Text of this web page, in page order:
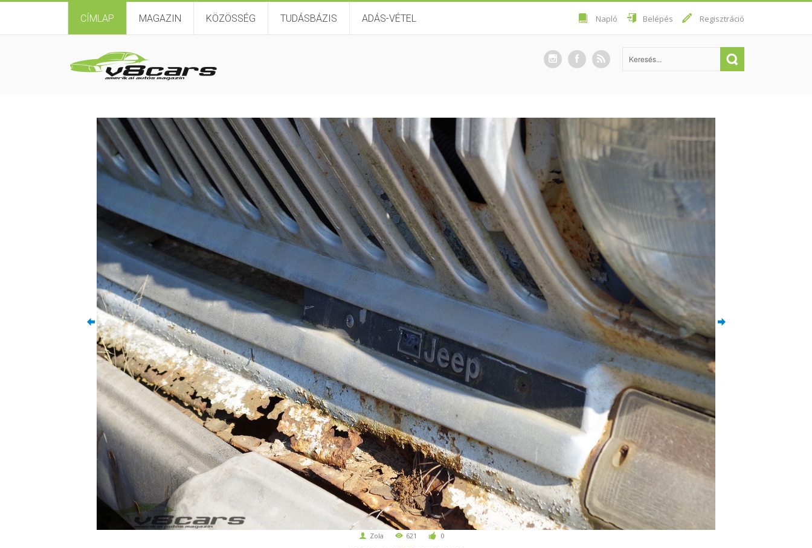
CÍMLAP MAGAZIN KÖZÖSSÉG TUDÁSBÁZIS ADÁS-VÉTEL Napló Belépés Regisztráció
Zola 621 0